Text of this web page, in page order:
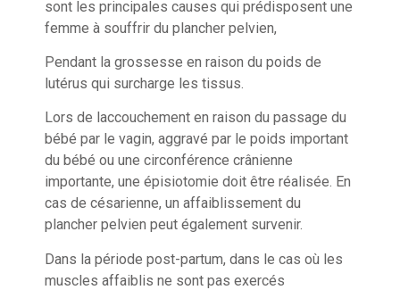
sont les principales causes qui prédisposent une
femme à souffrir du plancher pelvien,
Pendant la grossesse en raison du poids de
lutérus qui surcharge les tissus.
Lors de laccouchement en raison du passage du
bébé par le vagin, aggravé par le poids important
du bébé ou une circonférence crânienne
importante, une épisiotomie doit être réalisée. En
cas de césarienne, un affaiblissement du
plancher pelvien peut également survenir.
Dans la période post-partum, dans le cas où les
muscles affaiblis ne sont pas exercés